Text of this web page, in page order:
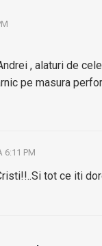
, alaturi de
pe masura
6:11 PM
tot ce iti